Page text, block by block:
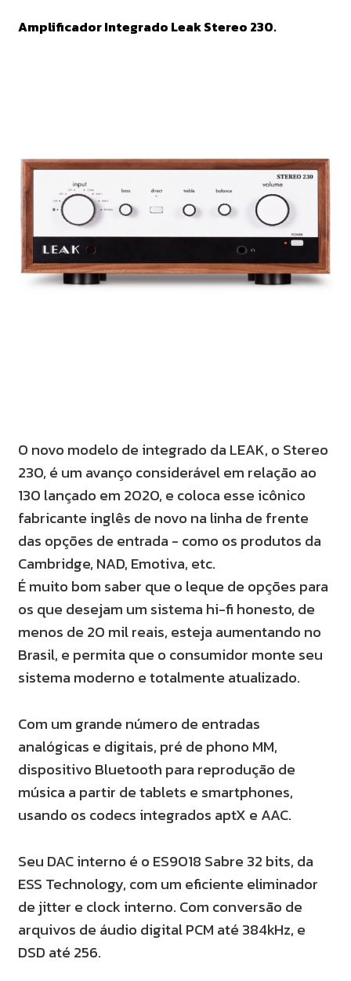
Amplificador Integrado Leak Stereo 230.
O novo modelo de integrado da LEAK, o Stereo
230, é um avanço considerável em relação ao
130 lançado em 2020, e coloca esse icônico
fabricante inglês de novo na linha de frente
das opções de entrada - como os produtos da
Cambridge, NAD, Emotiva, etc.
É muito bom saber que o leque de opções para
os que desejam um sistema hi-fi honesto, de
menos de 20 mil reais, esteja aumentando no
Brasil, e permita que o consumidor monte seu
sistema moderno e totalmente atualizado.
Com um grande número de entradas
analógicas e digitais, pré de phono MM,
dispositivo Bluetooth para reprodução de
música a partir de tablets e smartphones,
usando os codecs integrados aptX e AAC.
Seu DAC interno é o ES9018 Sabre 32 bits, da
ESS Technology, com um eficiente eliminador
de jitter e clock interno. Com conversão de
arquivos de áudio digital PCM até 384kHz, e
DSD até 256.